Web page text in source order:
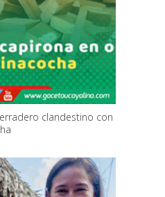
clandestino con